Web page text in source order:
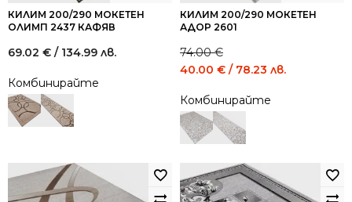
КИЛИМ 200/290 МОКЕТЕН
ОЛИМП 2437 КАФЯВ
69.02 € / 134.99 лв.
Комбинирайте
КИЛИМ 200/290 МОКЕТЕН
АДОР 2601
74.00€
Original
was:
74.00 €
/
40.00 € / 78.23 лв.
Комбинирайте